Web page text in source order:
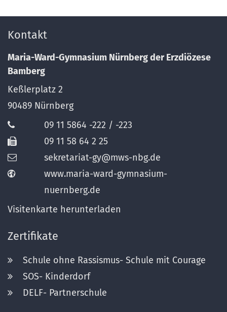
Kontakt
Maria-Ward-Gymnasium Nürnberg der Erzdiözese
Bamberg
Keßlerplatz 2
90489 Nürnberg
09 11 5864 -222 / -223
09 11 58 64 2 25
sekretariat-gy@mws-nbg.de
www.maria-ward-gymnasium-
nuernberg.de
Visitenkarte herunterladen
Zertifikate
Schule ohne Rassismus- Schule mit Courage
SOS- Kinderdorf
DELF- Partnerschule